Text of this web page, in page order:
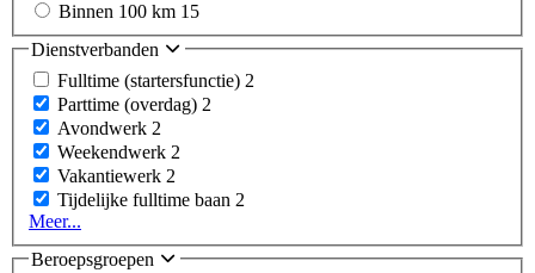
Binnen 100 km 15
Dienstverbanden
Fulltime (startersfunctie) 2
Parttime (overdag) 2
Avondwerk 2
Weekendwerk 2
Vakantiewerk 2
Tijdelijke fulltime baan 2
Meer...
Beroepsgroepen